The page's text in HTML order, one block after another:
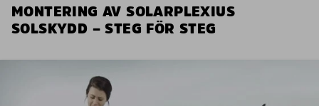
MONTERING AV SOLARPLEXIUS
SOLSKYDD – STEG FÖR STEG